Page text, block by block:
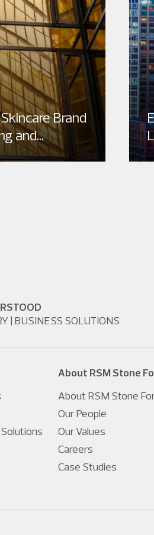
Brand
and...
| BUSINESS SOLUTIONS
About RSM Stone
About RSM Stone
Our People
Our Values
Careers
Case Studies